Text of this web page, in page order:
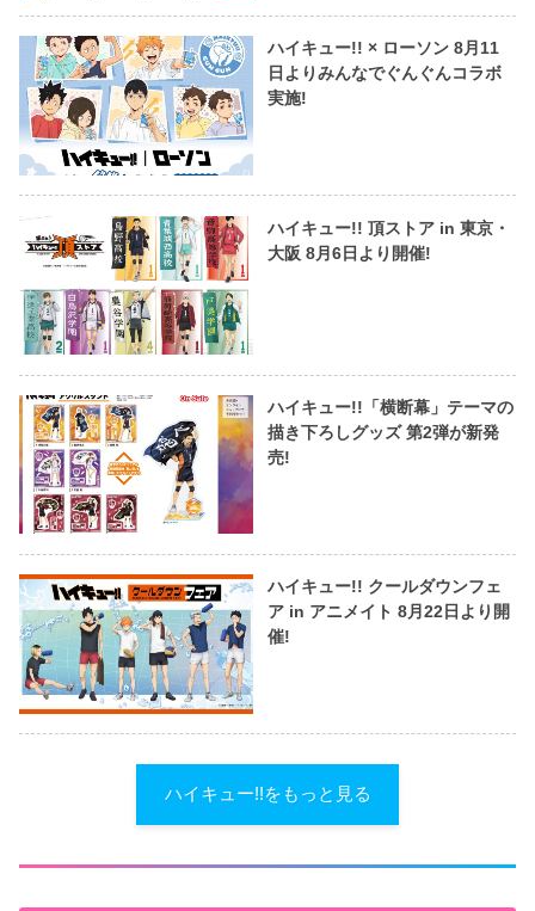
ハイキュー!! × ローソン 8月11
日よりみんなでぐんぐんコラボ
実施!
ハイキュー!! 頂ストア in 東京・
大阪 8月6日より開催!
ハイキュー!!「横断幕」テーマの
描き下ろしグッズ 第2弾が新発
売!
ハイキュー!! クールダウンフェ
ア in アニメイト 8月22日より開
催!
ハイキュー!!をもっと見る